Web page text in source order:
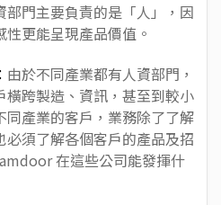
部門主要負責的是「人」，因
更能呈現產品價值。
由於不同產業都有人資部門，
橫跨製造、資訊，甚至到較小
同產業的客戶，業務除了了解
必須了解各個客戶的產品及招
在這些公司能發揮什